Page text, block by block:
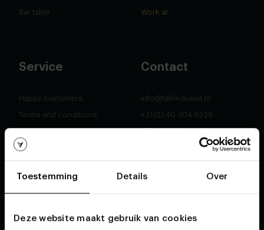
Toestemming Details Over
Deze website maakt gebruik van cookies
Bar table Work at
Service
Happy customers
Terms and conditions
Customer service
Our furnitore stores
Cookies
Contact
info@tabledusud.nl
+31(0) 40 304 6229